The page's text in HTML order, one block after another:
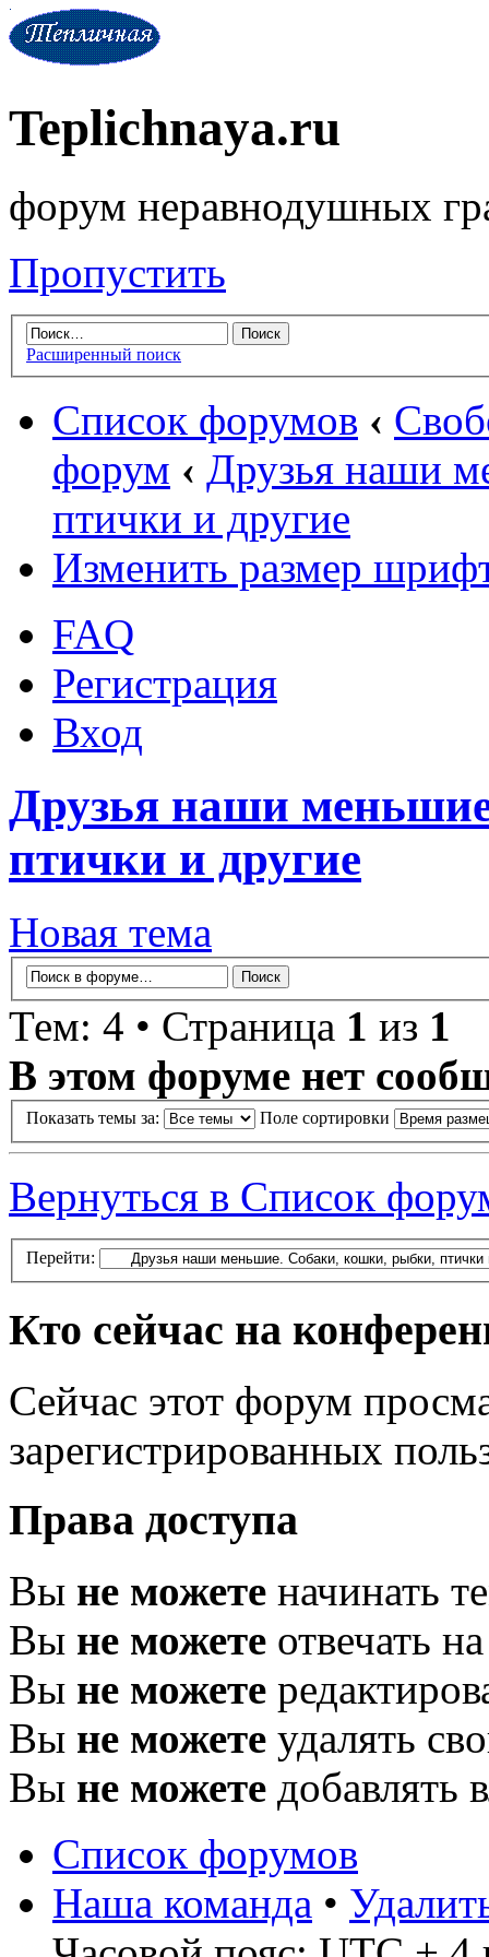
Teplichnaya.ru
форум неравнодушных
Пропустить
Расширенный поиск
Список форумов ‹
форум ‹ Друзья наши
птички и другие
Изменить размер
FAQ
Регистрация
Вход
Друзья наши
птички и другие
Новая тема
Тем: 4 • Страница 1 из 1
В этом форуме нет
Показать темы за: Поле сортировки
Вернуться в Список
Перейти:
Кто сейчас на
Сейчас этот форум
зарегистрированных
Права доступа
Вы не можете начинать
Вы не можете отвечать
Вы не можете
Вы не можете удалять
Вы не можете добавлять
Список форумов
Наша команда •